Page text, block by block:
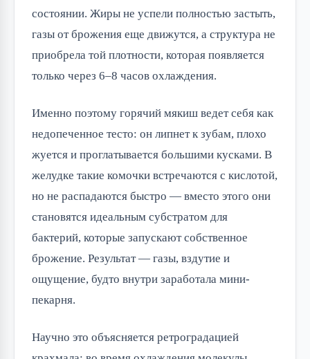
состоянии. Жиры не успели полностью застыть,
газы от брожения еще движутся, а структура не
приобрела той плотности, которая появляется
только через 6–8 часов охлаждения.
Именно поэтому горячий мякиш ведет себя как
недопеченное тесто: он липнет к зубам, плохо
жуется и проглатывается большими кусками. В
желудке такие комочки встречаются с кислотой,
но не распадаются быстро — вместо этого они
становятся идеальным субстратом для
бактерий, которые запускают собственное
брожение. Результат — газы, вздутие и
ощущение, будто внутри заработала мини-
пекарня.
Научно это объясняется ретроградацией